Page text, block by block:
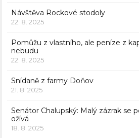
Návštěva Rockové stodoly
22. 8. 2025
Pomůžu z vlastního, ale peníze z
nebudu
22. 8. 2025
Snídaně z farmy Doňov
21. 8. 2025
Senátor Chalupský: Malý zázrak se
ožívá
18. 8. 2025